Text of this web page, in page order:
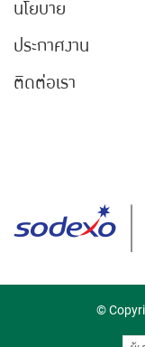
นโยบาย
ประกาศงาน
ติดต่อเรา
©